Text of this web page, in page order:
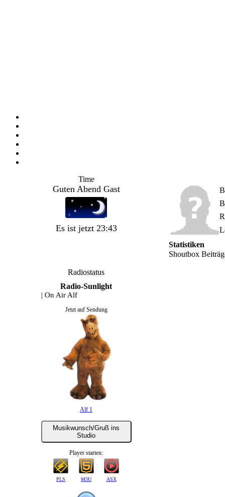
Time
Guten Abend Gast
Es ist jetzt 23:43
Radiostatus
Radio-Sunlight
schön | On Air Alf
Jetzt auf Sendung
Alf 1
Musikwunsch/Gruß ins
Studio
Player starten:
PLS M3U ASX
Statistiken
Shoutbox